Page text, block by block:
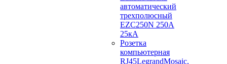
автоматический
трехполюсный
EZC250N 250А
25кА
Розетка
компьютерная
RJ45LegrandMosaic,